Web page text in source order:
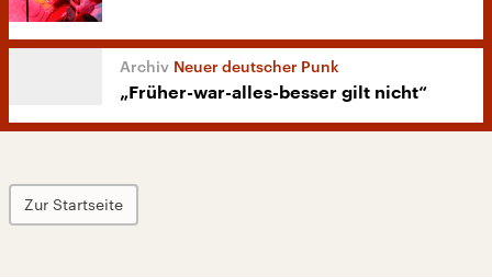
Neuer deutscher Punk
„Früher-war-alles-besser gilt nicht“
Zur Startseite